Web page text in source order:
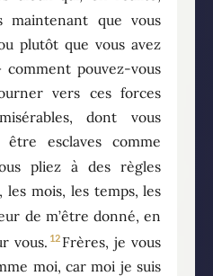
maintenant que vous
plutôt que vous avez
pouvez-vous
vers ces forces
dont vous
esclaves comme
pliez à des règles
mois, les temps, les
de m’être donné, en
vous. 12 Frères, je vous
moi, car moi je suis